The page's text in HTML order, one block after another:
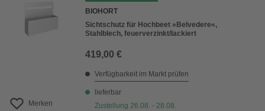
Merken
BIOHORT
Sichtschutz für Hochbeet »Belvedere«,
Stahlblech, feuerverzinkt/lackiert
419,00 €
Verfügbarkeit im Markt prüfen
lieferbar
Zustellung 26.08. - 28.08.